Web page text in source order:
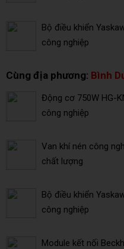
Bộ điều khiển
công nghiệp
Cùng địa phương: Bình
Động cơ 750W HG-
công nghiệp
Van khí nén công
chất lượng
Bộ điều khiển
công nghiệp
Module kết nối